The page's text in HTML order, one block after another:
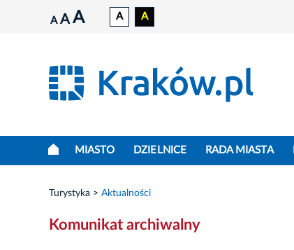
A A A A A
MIASTO DZIELNICE RADA MIASTA
Turystyka Aktualności
Komunikat archiwalny